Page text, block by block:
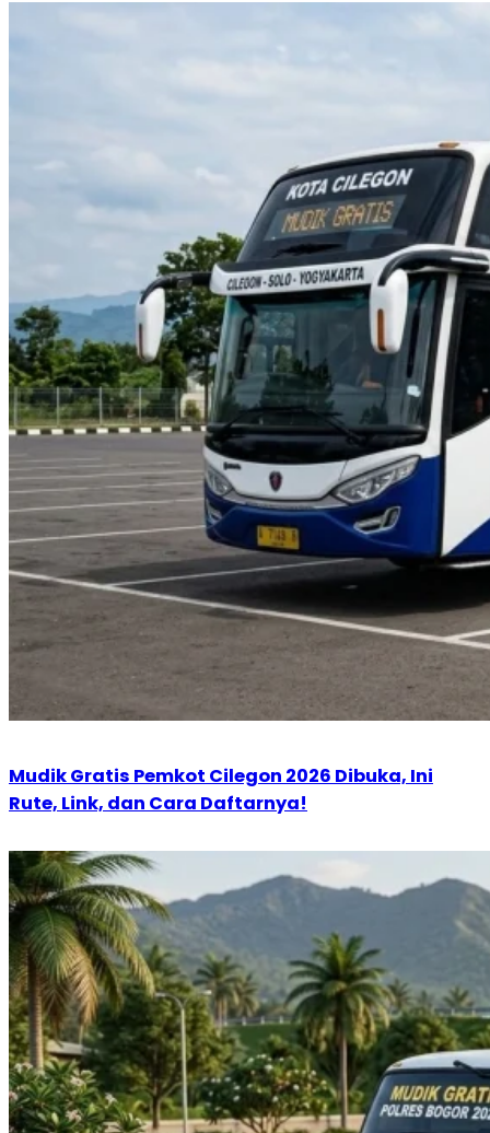
Mudik Gratis Pemkot Cilegon 2026 Dibuka, Ini
Rute, Link, dan Cara Daftarnya!